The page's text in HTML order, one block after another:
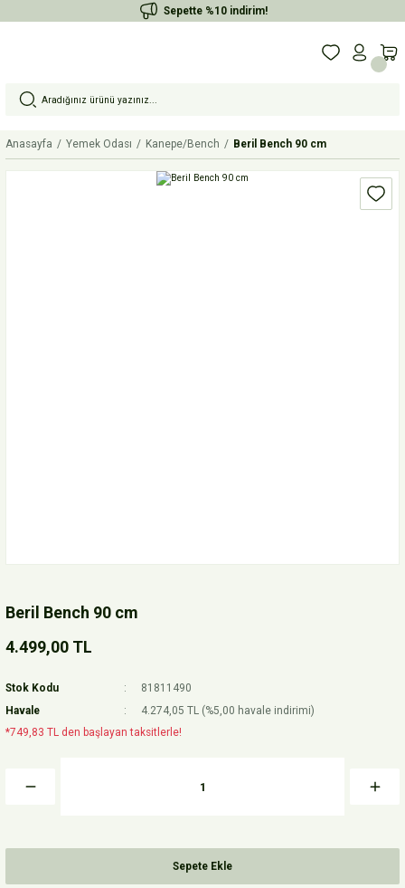
Sepette %10 indirim!
Anasayfa Yemek Odası Kanepe/Bench Beril Bench 90 cm
Beril Bench 90 cm
4.499,00 TL
Stok Kodu
81811490
Havale
4.274,05 TL (%5,00 havale indirimi)
*749,83 TL den başlayan taksitlerle!
Sepete Ekle